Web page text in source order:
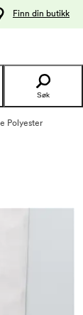
Finn din butikk
Søk
Polyester